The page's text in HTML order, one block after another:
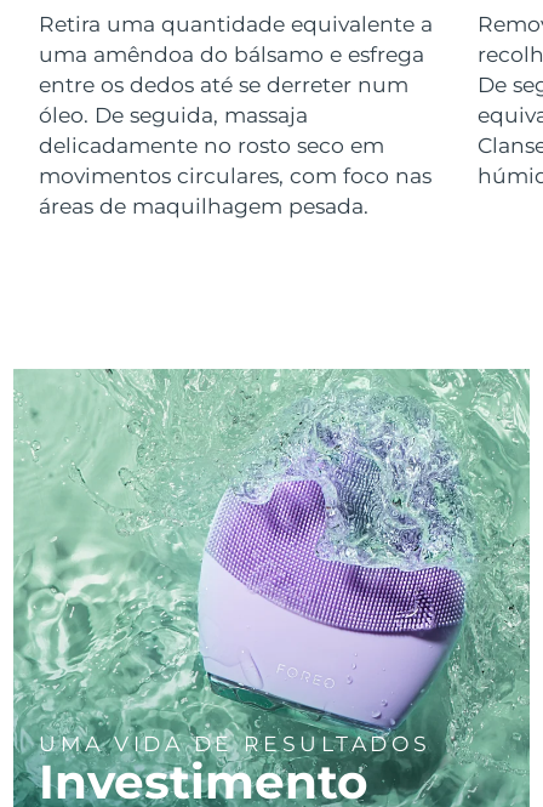
Retira uma quantidade equivalente a
uma amêndoa do bálsamo e esfrega
entre os dedos até se derreter num
óleo. De seguida, massaja
delicadamente no rosto seco em
movimentos circulares, com foco nas
áreas de maquilhagem pesada.
De
UMA VIDA DE RESULTADOS
Investimento